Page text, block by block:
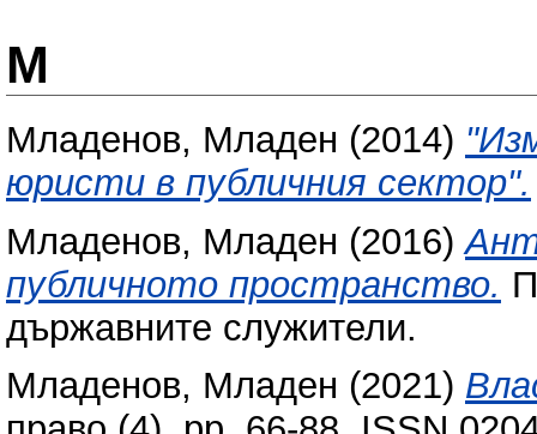
М
Младенов, Младен (2014)
юристи в публичния сектор".
Младенов, Младен (2016)
публичното пространство.
държавните служители.
Младенов, Младен (2021)